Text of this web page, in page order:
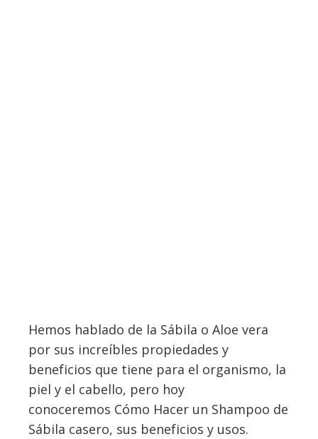
Hemos hablado de la Sábila o Aloe vera
por sus increíbles propiedades y
beneficios que tiene para el organismo, la
piel y el cabello, pero hoy
conoceremos Cómo Hacer un Shampoo de
Sábila casero, sus beneficios y usos.